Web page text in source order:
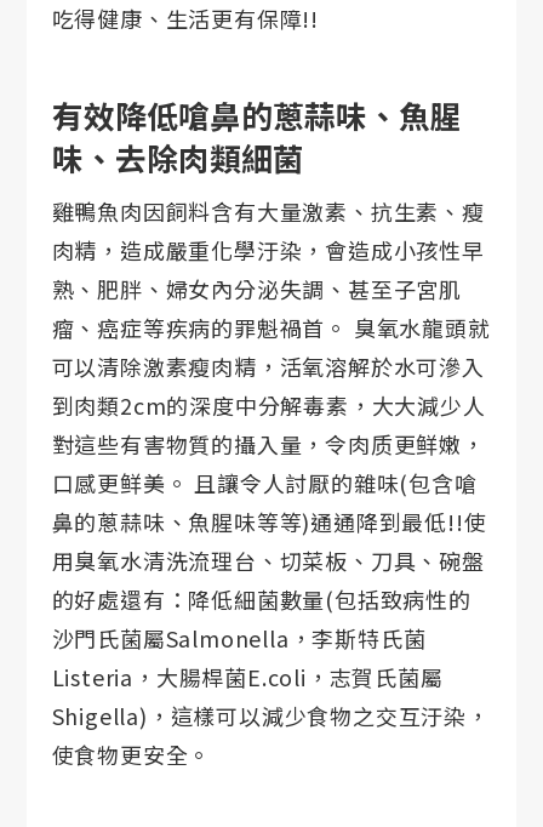
吃得健康、生活更有保障!!
有效降低嗆鼻的蔥蒜味、魚腥
味、去除肉類細菌
雞鴨魚肉因飼料含有大量激素、抗生素、瘦
肉精，造成嚴重化學汙染，會造成小孩性早
熟、肥胖、婦女內分泌失調、甚至子宮肌
瘤、癌症等疾病的罪魁禍首。 臭氧水龍頭就
可以清除激素瘦肉精，活氧溶解於水可滲入
到肉類2cm的深度中分解毒素，大大減少人
對這些有害物質的攝入量，令肉质更鲜嫩，
口感更鲜美。 且讓令人討厭的雜味(包含嗆
鼻的蔥蒜味、魚腥味等等)通通降到最低!!使
用臭氧水清洗流理台、切菜板、刀具、碗盤
的好處還有：降低細菌數量(包括致病性的
沙門氏菌屬Salmonella，李斯特氏菌
Listeria，大腸桿菌E.coli，志賀氏菌屬
Shigella)，這樣可以減少食物之交互汙染，
使食物更安全。